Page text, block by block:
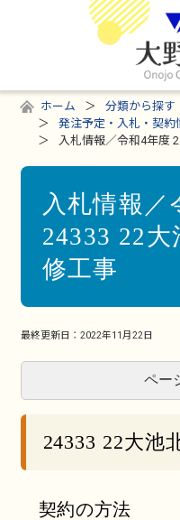
ホーム 分類から探す
発注予定・入札・契約
入札情報／令和4年度
入札情報／
24333 22
修工事
最終更新日： 2022年11月22日
ペー
24333 22大池
契約の方法